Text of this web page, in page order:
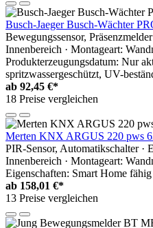
Busch-Jaeger Busch-Wächter
Bewegungssensor,
Innenbereich · Montageart:
Produkterzeugungsdatum: Nur
spritzwassergeschützt, UV-
ab 92,45 €*
18 Preise vergleichen
Merten KNX ARGUS 220 pws
PIR-Sensor, Automatikschalter ·
Innenbereich · Montageart:
Eigenschaften: Smart Home fähig
ab 158,01 €*
13 Preise vergleichen